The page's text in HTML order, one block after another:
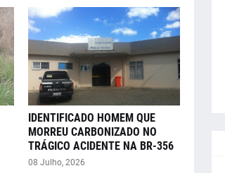
IDENTIFICADO HOMEM QUE
MORREU CARBONIZADO NO
TRÁGICO ACIDENTE NA BR-356
08 Julho, 2026